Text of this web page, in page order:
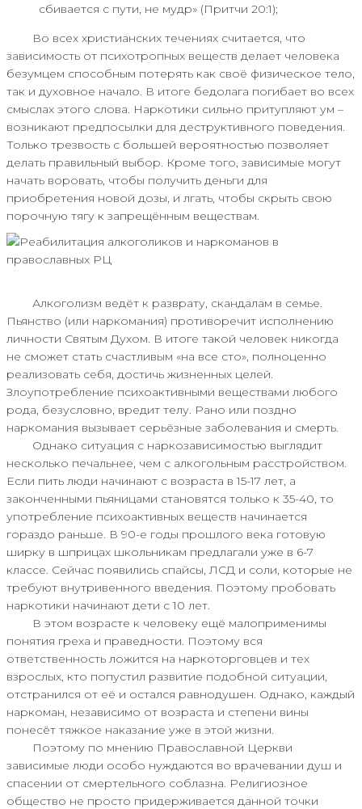
сбивается с пути, не мудр» (Притчи 20:1);
Во всех христианских течениях считается, что
зависимость от психотропных веществ делает человека
безумцем способным потерять как своё физическое тело,
так и духовное начало. В итоге бедолага погибает во всех
смыслах этого слова. Наркотики сильно притупляют ум –
возникают предпосылки для деструктивного поведения.
Только трезвость с большей вероятностью позволяет
делать правильный выбор. Кроме того, зависимые могут
начать воровать, чтобы получить деньги для
приобретения новой дозы, и лгать, чтобы скрыть свою
порочную тягу к запрещённым веществам.
Алкоголизм ведёт к разврату, скандалам в семье.
Пьянство (или наркомания) противоречит исполнению
личности Святым Духом. В итоге такой человек никогда
не сможет стать счастливым «на все сто», полноценно
реализовать себя, достичь жизненных целей.
Злоупотребление психоактивными веществами любого
рода, безусловно, вредит телу. Рано или поздно
наркомания вызывает серьёзные заболевания и смерть.
Однако ситуация с наркозависимостью выглядит
несколько печальнее, чем с алкогольным расстройством.
Если пить люди начинают с возраста в 15-17 лет, а
законченными пьяницами становятся только к 35-40, то
употребление психоактивных веществ начинается
гораздо раньше. В 90-е годы прошлого века готовую
ширку в шприцах школьникам предлагали уже в 6-7
классе. Сейчас появились спайсы, ЛСД и соли, которые не
требуют внутривенного введения. Поэтому пробовать
наркотики начинают дети с 10 лет.
В этом возрасте к человеку ещё малоприменимы
понятия греха и праведности. Поэтому вся
ответственность ложится на наркоторговцев и тех
взрослых, кто попустил развитие подобной ситуации,
отстранился от её и остался равнодушен. Однако, каждый
наркоман, независимо от возраста и степени вины
понесёт тяжкое наказание уже в этой жизни.
Поэтому по мнению Православной Церкви
зависимые люди особо нуждаются во врачевании душ и
спасении от смертельного соблазна. Религиозное
общество не просто придерживается данной точки